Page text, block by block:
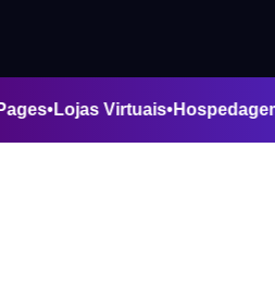
Pages• Lojas Virtuais•